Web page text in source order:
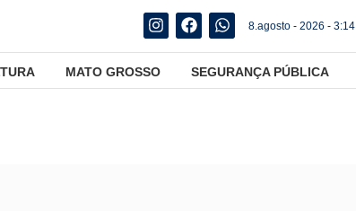
8.agosto - 2026 - 3:14
MATO GROSSO SEGURANÇA PÚBLICA